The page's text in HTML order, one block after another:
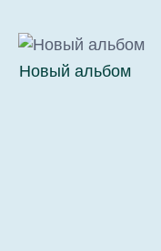
Новый альбом